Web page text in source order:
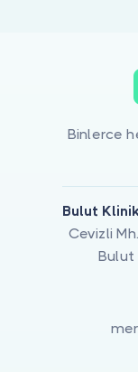
Binlerce
Bulut
Cevizli
Bulut